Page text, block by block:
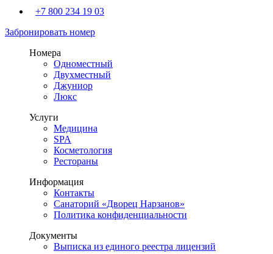
+7 800 234 19 03
Забронировать номер
Номера
Одноместный
Двухместный
Джуниор
Люкс
Услуги
Медицина
SPA
Косметология
Рестораны
Информация
Контакты
Санаторий «Дворец Нарзанов»
Политика конфиденциальности
Документы
Выписка из единого реестра лицензий